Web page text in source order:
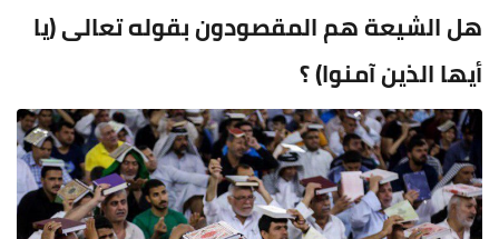
هل الشيعة هم المقصودون بقوله تعالى (يا
أيها الذين آمنوا) ؟